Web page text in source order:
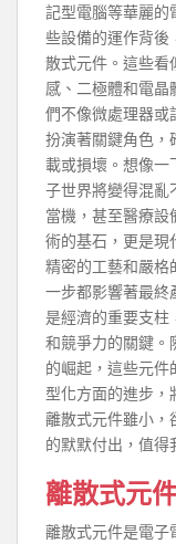
記型電腦等華麗的
些設備的運作背
散式元件。這些看
感、二極體和電晶
們不像微處理器或
扮演著關鍵角色，
載或損壞。想像一
子世界將變得混亂
當機，甚至醫療設
術的基石，更是現
精密的工藝和嚴格
一步都影響著最終
是經濟的重要支柱
和競爭力的關鍵。
的崛起，這些元
型化方面的進步，
離散式元件雖小，
的默默付出，值得
離散式元
離散式元件是電子